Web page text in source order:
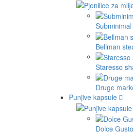
Subminimal
Bellman
Staresso
Druge
Punjive kapsule
Dolce